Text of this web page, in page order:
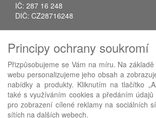
IČ: 287 16 248
DIČ: CZ28716248
Fax: +420 483 034 590
E-mail:info@avistrade.cz
Web:www.avistrade.cz
Principy ochrany soukromí
Přizpůsobujeme se Vám na míru. Na
webu personalizujeme jeho obsah a
nabídky a produkty. Kliknutím na tlačítko
také s využíváním cookies a předáním
pro zobrazení cílené reklamy na sociálních
sítích na dalších webech.